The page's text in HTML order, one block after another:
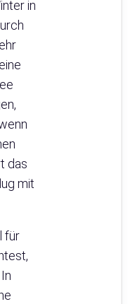
in
das
mit
für